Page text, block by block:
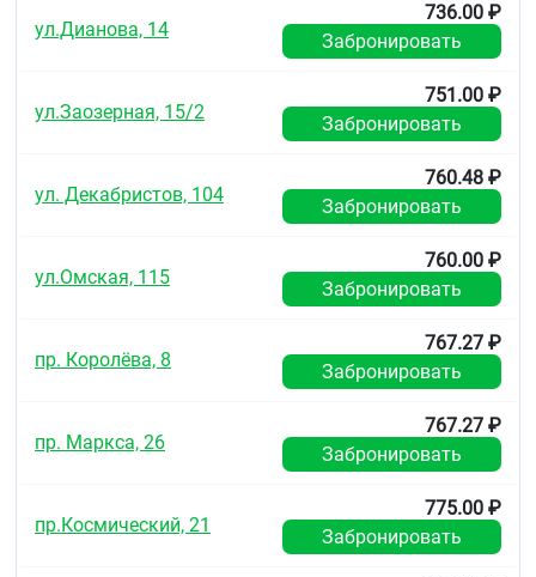
Срок годности
Не использовать после истечения срока годности.
Условия отпуска из аптек
Без рецепта.
ул.Дианова, 14
736.00 ₽
Забронировать
ул.Заозерная, 15/2
751.00 ₽
Забронировать
ул. Декабристов, 104
760.48 ₽
Забронировать
ул.Омская, 115
760.00 ₽
Забронировать
пр. Королёва, 8
767.27 ₽
Забронировать
пр. Маркса, 26
767.27 ₽
Забронировать
пр.Космический, 21
775.00 ₽
Забронировать